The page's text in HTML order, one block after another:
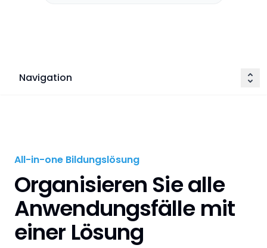
Navigation
All-in-one Bildungslösung
Organisieren Sie alle
Anwendungsfälle mit
einer Lösung